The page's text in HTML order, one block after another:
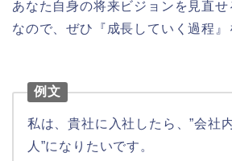
あなた自身の将来ビジョンを見直せ
なので、ぜひ『成長していく過程』
例文
私は、貴社に入社したら、”会社
人”になりたいです。